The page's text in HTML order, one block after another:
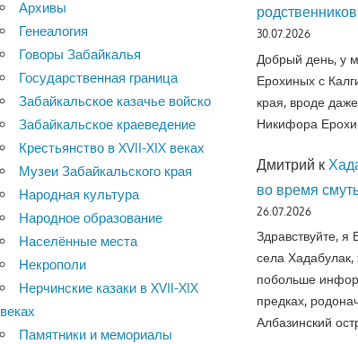
Архивы
Генеалогия
Говоры Забайкалья
Государственная граница
Забайкальское казачье войско
Забайкальское краеведение
Крестьянство в XVII-XIX веках
Музеи Забайкальского края
Народная культура
Народное образование
Населённые места
Некрополи
Нерчинские казаки в XVII-XIX
веках
Памятники и мемориалы
30.07.2026
Добрый день, у
Ерохиных с
края, вроде
Никифора
Дмитрий к
во время
26.07.2026
Здравствуйте, я
села Хадабулак,
побольше
предках,
Албазинский